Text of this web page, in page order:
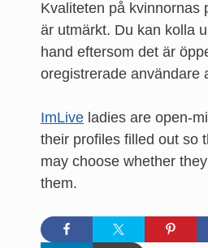
Kvaliteten på kvinnornas
är utmärkt. Du kan kolla
hand eftersom det är
oregistrerade användare
ImLive ladies are open-
their profiles filled out so
may choose whether
them.